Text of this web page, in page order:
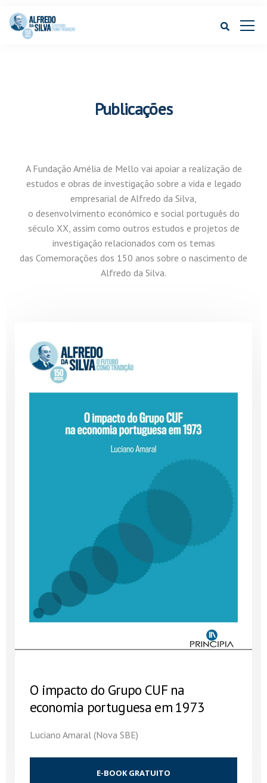
Publicações
A Fundação Amélia de Mello vai apoiar a realização de
estudos e obras de investigação sobre a vida e legado
empresarial de Alfredo da Silva,
o desenvolvimento económico e social português do
século XX, assim como outros estudos e projetos de
investigação relacionados com os temas
das Comemorações dos 150 anos sobre o nascimento de
Alfredo da Silva.
O impacto do Grupo CUF na
economia portuguesa em 1973
Luciano Amaral (Nova SBE)
E-BOOK GRATUITO